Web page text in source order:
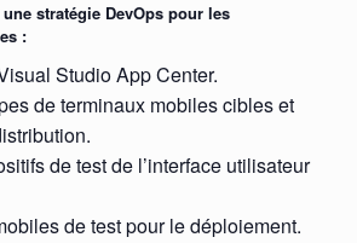
stratégie DevOps pour les
:
Studio App Center.
de terminaux mobiles cibles et
de test de l’interface utilisateur
de test pour le déploiement.